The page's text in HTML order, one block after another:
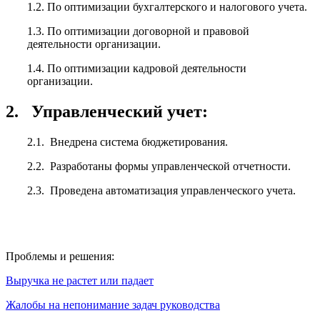
1.2. По оптимизации бухгалтерского и налогового учета.
1.3. По оптимизации договорной и правовой
деятельности организации.
1.4. По оптимизации кадровой деятельности
организации.
2. Управленческий учет:
2.1. Внедрена система бюджетирования.
2.2. Разработаны формы управленческой отчетности.
2.3. Проведена автоматизация управленческого учета.
Проблемы и решения:
Выручка не растет или падает
Жалобы на непонимание задач руководства